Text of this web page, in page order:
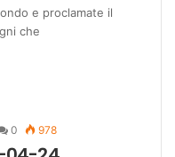
e proclamate il
che
0 978